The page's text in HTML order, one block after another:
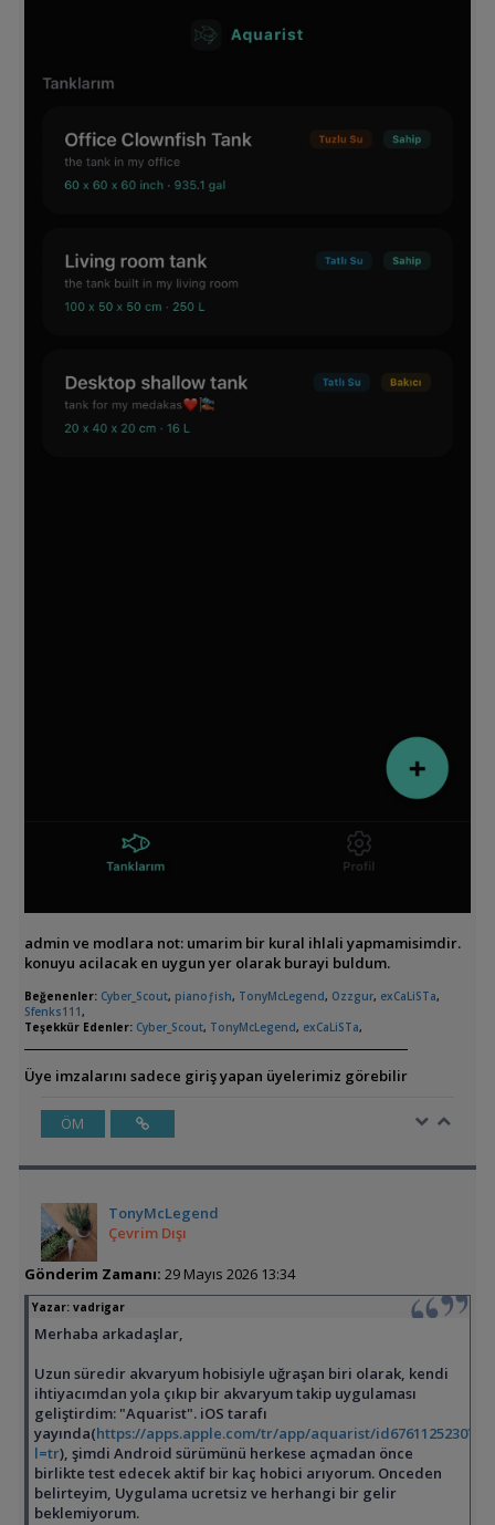
admin ve modlara not: umarim bir kural ihlali yapmamisimdir.
konuyu acilacak en uygun yer olarak burayi buldum.
Beğenenler: Cyber_Scout, pianoƒish, TonyMcLegend, Ozzgur, exCaLiSTa,
Sfenks111,
Teşekkür Edenler: Cyber_Scout, TonyMcLegend, exCaLiSTa,
Üye imzalarını sadece giriş yapan üyelerimiz görebilir
ÖM
TonyMcLegend
Çevrim Dışı
Gönderim Zamanı: 29 Mayıs 2026 13:34
Yazar: vadrigar
Merhaba arkadaşlar,
Uzun süredir akvaryum hobisiyle uğraşan biri olarak, kendi
ihtiyacımdan yola çıkıp bir akvaryum takip uygulaması
geliştirdim: "Aquarist". iOS tarafı
yayında(https://apps.apple.com/tr/app/aquarist/id6761125230?
l=tr), şimdi Android sürümünü herkese açmadan önce
birlikte test edecek aktif bir kaç hobici arıyorum. Onceden
belirteyim, Uygulama ucretsiz ve herhangi bir gelir
beklemiyorum.